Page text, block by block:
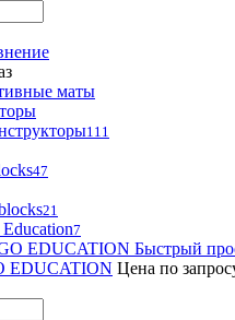
маты
111
47
21
7
Быстрый
EDUCATION Цена по